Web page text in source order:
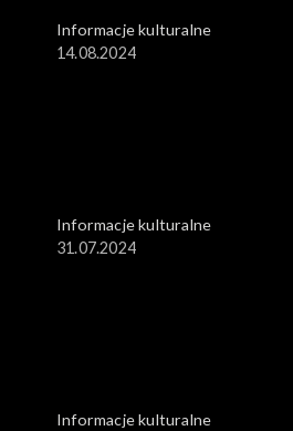
Informacje kulturalne
14.08.2024
Informacje kulturalne
31.07.2024
Informacje kulturalne